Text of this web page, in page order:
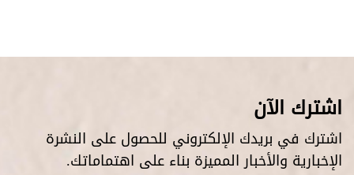
اشترك الآن
اشترك في بريدك الإلكتروني للحصول على النشرة
الإخبارية والأخبار المميزة بناء على اهتماماتك.